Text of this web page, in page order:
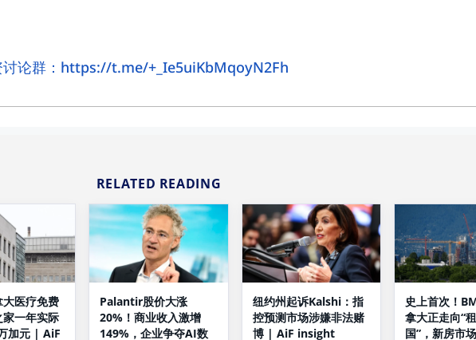
论群：https://t.me/+_Ie5uiKbMqoyN2Fh
RELATED READING
医疗免费
一年实际
加元 | AiF
Palantir股价大涨
20%！商业收入激增
149%，企业争夺AI数
纽约州起诉Kalshi：指
控预测市场涉嫌非法赌
博 | AiF insight
史上首次！
拿大正走向“
国”，新房市